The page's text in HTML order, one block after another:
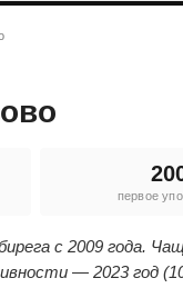
первое
с 2009 года.
— 2023 год